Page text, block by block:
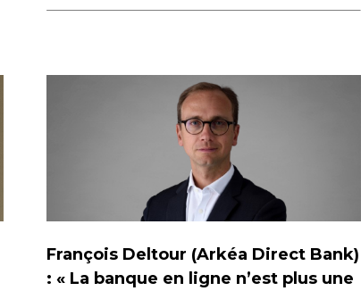
François Deltour (Arkéa Direct Bank)
: « La banque en ligne n’est plus une